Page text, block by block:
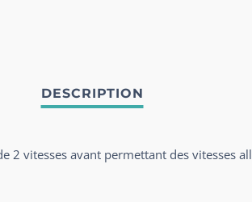
2 vitesses avant permettant des vitesses